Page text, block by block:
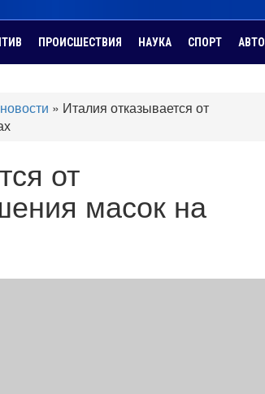
ПРОИСШЕСТВИЯ НАУКА СПОРТ АВТО
» Италия отказывается от
от
масок на